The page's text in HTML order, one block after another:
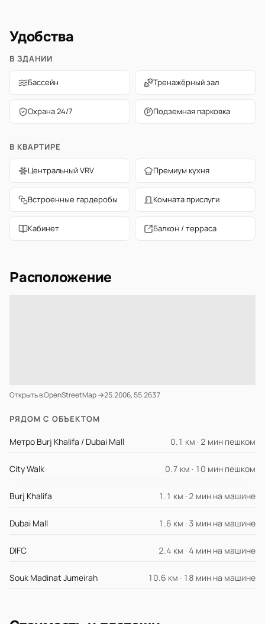
Удобства
В ЗДАНИИ
Бассейн Тренажёрный зал
Охрана 24/7 Подземная парковка
В КВАРТИРЕ
Центральный VRV Премиум кухня
Встроенные гардеробы Комната прислуги
Кабинет Балкон / терраса
Расположение
Открыть в OpenStreetMap →25.2006, 55.2637
РЯДОМ С ОБЪЕКТОМ
Метро Burj Khalifa / Dubai Mall 0.1 км · 2 мин пешком
City Walk 0.7 км · 10 мин пешком
Burj Khalifa 1.1 км · 2 мин на машине
Dubai Mall 1.6 км · 3 мин на машине
DIFC 2.4 км · 4 мин на машине
Souk Madinat Jumeirah 10.6 км · 18 мин на машине